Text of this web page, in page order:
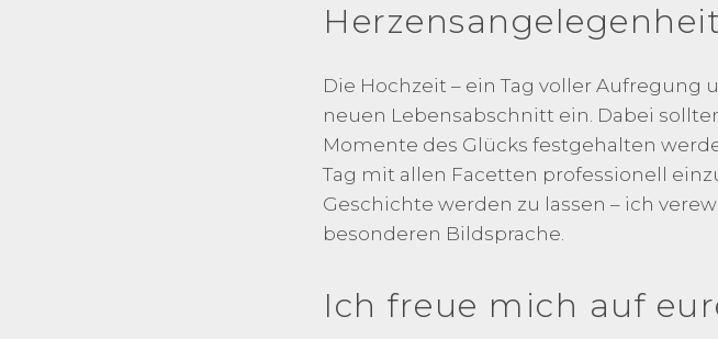
Die Hochzeit – ein Tag voller
neuen Lebensabschnitt ein. Dabei
Momente des Glücks festgehalten
Tag mit allen Facetten professionell
Geschichte werden zu lassen – ich
besonderen Bildsprache.
Ich freue mich auf